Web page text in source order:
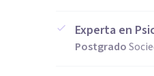
Experta en
Postgrado